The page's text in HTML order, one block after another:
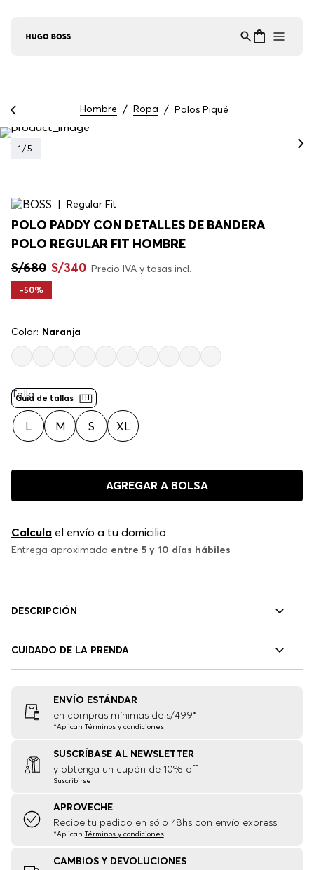
Hombre Ropa Polos Piqué
1 /5
Regular Fit
POLO PADDY CON DETALLES DE BANDERA
POLO REGULAR FIT HOMBRE
S/680 S/340 Precio IVA y tasas incl.
-50%
Color: Naranja
Guía de tallas
Talla
L M S XL
AGREGAR A BOLSA
Calcula el envío a tu domicilio
Entrega aproximada entre 5 y 10 días hábiles
DESCRIPCIÓN
CUIDADO DE LA PRENDA
ENVÍO ESTÁNDAR
en compras mínimas de s/499*
*AplicanTérminos y condiciones
SUSCRÍBASE AL NEWSLETTER
y obtenga un cupón de 10% off
Suscribirse
APROVECHE
Recibe tu pedido en sólo 48hs con envío express
*AplicanTérminos y condiciones
CAMBIOS Y DEVOLUCIONES
Asistente Virtual
en línea ⋮